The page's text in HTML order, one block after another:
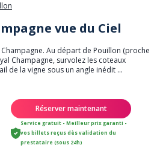
vue du Ciel
Au départ de Pouillon (proche
Champagne, survolez les coteaux
de la vigne sous un angle inédit ...
Réserver maintenant
Service gratuit - Meilleur prix garanti -
vos billets reçus dès validation du
prestataire (sous 24h)